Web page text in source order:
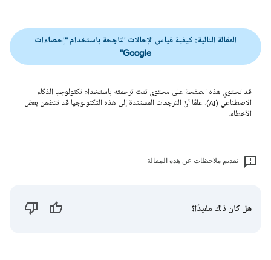
المقالة التالية: كيفية قياس الإحالات الناجحة باستخدام "إحصاءات
Google"
قد تحتوي هذه الصفحة على محتوى تمت ترجمته باستخدام تكنولوجيا الذكاء
الاصطناعي (AI). علمًا أنّ الترجمات المستندة إلى هذه التكنولوجيا قد تتضمن بعض
الأخطاء.
تقديم ملاحظات عن هذه المقالة
هل كان ذلك مفيدًا؟